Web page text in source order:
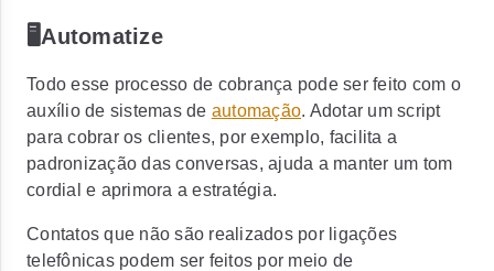
🖥️Automatize
Todo esse processo de cobrança pode ser feito com o
auxílio de sistemas de automação. Adotar um script
para cobrar os clientes, por exemplo, facilita a
padronização das conversas, ajuda a manter um tom
cordial e aprimora a estratégia.
Contatos que não são realizados por ligações
telefônicas podem ser feitos por meio de